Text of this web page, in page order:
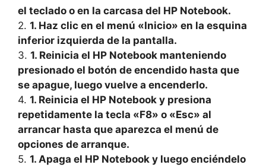
el teclado o en la carcasa del HP Notebook.
2. 1. Haz clic en el menú «Inicio» en la esquina
inferior izquierda de la pantalla.
3. 1. Reinicia el HP Notebook manteniendo
presionado el botón de encendido hasta que
se apague, luego vuelve a encenderlo.
4. 1. Reinicia el HP Notebook y presiona
repetidamente la tecla «F8» o «Esc» al
arrancar hasta que aparezca el menú de
opciones de arranque.
5. 1. Apaga el HP Notebook y luego enciéndelo